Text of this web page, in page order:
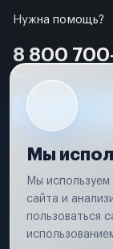
Нужна помощь?
8 800
Вся информация,
соответствии с
Мы
Мы
сайта и
пользоваться